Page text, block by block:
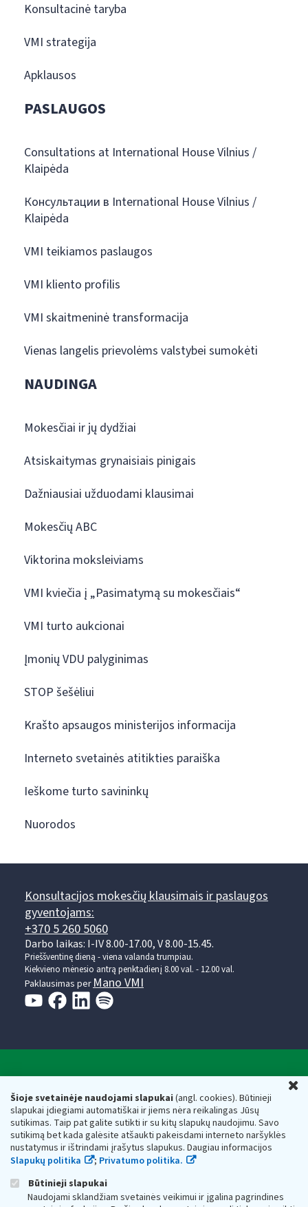
Šioje svetainėje naudojami slapukai(angl. cookies). Būtinieji
slapukai įdiegiami automatiškai ir jiems nėra reikalingas Jūsų
sutikimas. Taip pat galite sutikti ir su kitų slapukų naudojimu. Savo
sutikimą bet kada galėsite atšaukti pakeisdami interneto naršyklės
nustatymus ir ištrindami įrašytus slapukus. Daugiau informacijos
Slapukų politika
; Privatumo politika.
Būtinieji slapukai
Naudojami sklandžiam svetainės veikimui ir įgalina pagrindines
Konsultacinė taryba
VMI strategija
Apklausos
PASLAUGOS
Consultations at International House Vilnius /
Klaipėda
Консультации в International House Vilnius /
Klaipėda
VMI teikiamos paslaugos
VMI kliento profilis
VMI skaitmeninė transformacija
Vienas langelis prievolėms valstybei sumokėti
NAUDINGA
Mokesčiai ir jų dydžiai
Atsiskaitymas grynaisiais pinigais
Dažniausiai užduodami klausimai
Mokesčių ABC
Viktorina moksleiviams
VMI kviečia į „Pasimatymą su mokesčiais“
VMI turto aukcionai
Įmonių VDU palyginimas
STOP šešėliui
Krašto apsaugos ministerijos informacija
Interneto svetainės atitikties paraiška
Ieškome turto savininkų
Nuorodos
Konsultacijos mokesčių klausimais ir paslaugos
gyventojams:
+370 5 260 5060
Darbo laikas: I-IV 8.00-17.00, V 8.00-15.45.
Prieššventinę dieną - viena valanda trumpiau.
Kiekvieno mėnesio antrą penktadienį 8.00 val. - 12.00 val.
Paklausimas perMano VMI
Valstybinė mokesčių inspekcija prie Lietuvos
Respublikos finansų ministerijos
Biudžetinė įstaiga. Juridinio asmens kodas — 188659752,
adresas: Vasario 16-osios g. 14, 01107 Vilnius, Lietuva, el.paštas:
vmi@vmi.lt , E. pristatymo dėžutės adresas 188659752
Duomenys apie Valstybinę mokesčių inspekciją prie Lietuvos
Respublikos finansų ministerijos kaupiami ir saugomi Juridinių